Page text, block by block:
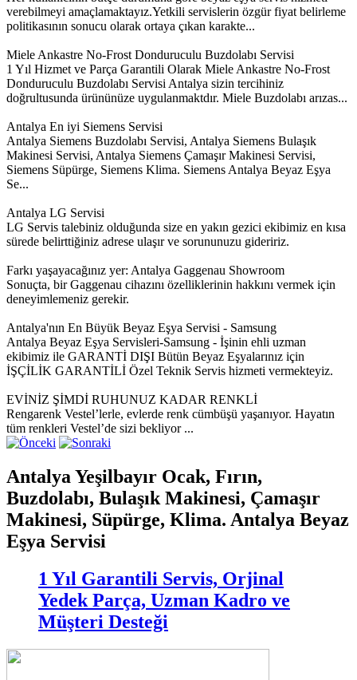
verebilmeyi amaçlamaktayız.Yetkili servislerin özgür fiyat belirleme
politikasının sonucu olarak ortaya çıkan karakte...
Miele Ankastre No-Frost Donduruculu Buzdolabı Servisi
1 Yıl Hizmet ve Parça Garantili Olarak Miele Ankastre No-Frost
Donduruculu Buzdolabı Servisi Antalya sizin tercihiniz
doğrultusunda ürününüze uygulanmaktdır. Miele Buzdolabı arızas...
Antalya En iyi Siemens Servisi
Antalya Siemens Buzdolabı Servisi, Antalya Siemens Bulaşık
Makinesi Servisi, Antalya Siemens Çamaşır Makinesi Servisi,
Siemens Süpürge, Siemens Klima. Siemens Antalya Beyaz Eşya
Se...
Antalya LG Servisi
LG Servis talebiniz olduğunda size en yakın gezici ekibimiz en kısa
sürede belirttiğiniz adrese ulaşır ve sorununuzu gideririz.
Farkı yaşayacağınız yer: Antalya Gaggenau Showroom
Sonuçta, bir Gaggenau cihazını özelliklerinin hakkını vermek için
deneyimlemeniz gerekir.
Antalya'nın En Büyük Beyaz Eşya Servisi - Samsung
Antalya Beyaz Eşya Servisleri-Samsung - İşinin ehli uzman
ekibimiz ile GARANTİ DIŞI Bütün Beyaz Eşyalarınız için
İŞÇİLİK GARANTİLİ Özel Teknik Servis hizmeti vermekteyiz.
EVİNİZ ŞİMDİ RUHUNUZ KADAR RENKLİ
Rengarenk Vestel’lerle, evlerde renk cümbüşü yaşanıyor. Hayatın
tüm renkleri Vestel’de sizi bekliyor ...
Antalya Yeşilbayır Ocak, Fırın,
Buzdolabı, Bulaşık Makinesi, Çamaşır
Makinesi, Süpürge, Klima. Antalya Beyaz
Eşya Servisi
1 Yıl Garantili Servis, Orjinal
Yedek Parça, Uzman Kadro ve
Müşteri Desteği